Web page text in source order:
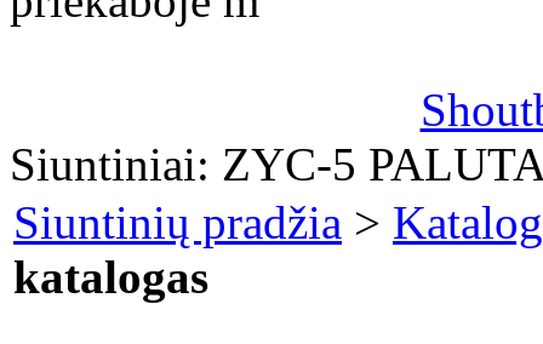
Siuntiniai: ZYC-5
Siuntinių pradžia >
katalogas